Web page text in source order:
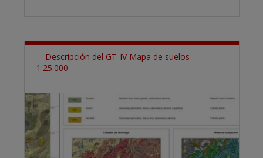
Descripción del GT-IV Mapa de suelos
1:25.000